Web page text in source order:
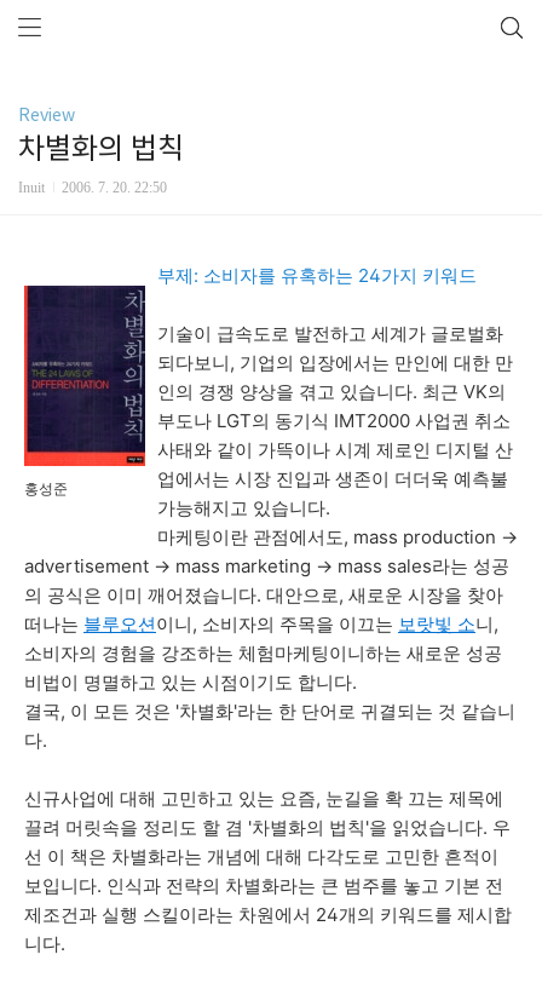
Review
차별화의 법칙
Inuit 2006. 7. 20. 22:50
홍성준
부제: 소비자를 유혹하는 24가지 키워드
기술이 급속도로 발전하고 세계가 글로벌화
되다보니, 기업의 입장에서는 만인에 대한 만
인의 경쟁 양상을 겪고 있습니다. 최근 VK의
부도나 LGT의 동기식 IMT2000 사업권 취소
사태와 같이 가뜩이나 시계 제로인 디지털 산
업에서는 시장 진입과 생존이 더더욱 예측불
가능해지고 있습니다.
마케팅이란 관점에서도, mass production ->
advertisement -> mass marketing -> mass sales라는 성공
의 공식은 이미 깨어졌습니다. 대안으로, 새로운 시장을 찾아
떠나는 블루오션이니, 소비자의 주목을 이끄는 보랏빛 소니,
소비자의 경험을 강조하는 체험마케팅이니하는 새로운 성공
비법이 명멸하고 있는 시점이기도 합니다.
결국, 이 모든 것은 '차별화'라는 한 단어로 귀결되는 것 같습니
다.
신규사업에 대해 고민하고 있는 요즘, 눈길을 확 끄는 제목에
끌려 머릿속을 정리도 할 겸 '차별화의 법칙'을 읽었습니다. 우
선 이 책은 차별화라는 개념에 대해 다각도로 고민한 흔적이
보입니다. 인식과 전략의 차별화라는 큰 범주를 놓고 기본 전
제조건과 실행 스킬이라는 차원에서 24개의 키워드를 제시합
니다.